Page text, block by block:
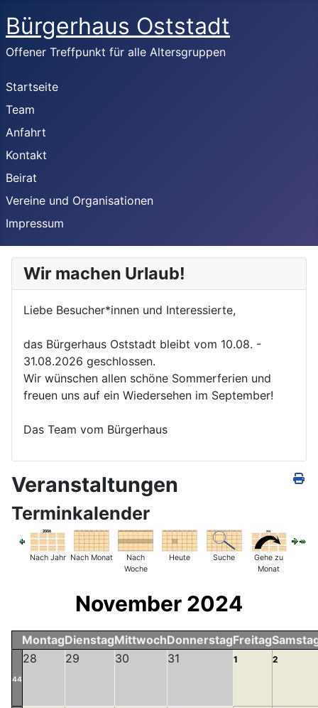
Bürgerhaus Oststadt
Offener Treffpunkt für alle Altersgruppen
Startseite
Team
Anfahrt
Kontakt
Beirat
Vereine und Organisationen
Impressum
Wir machen Urlaub!
Liebe Besucher*innen und Interessierte,
das Bürgerhaus Oststadt bleibt vom 10.08. -
31.08.2026 geschlossen.
Wir wünschen allen schöne Sommerferien und
freuen uns auf ein Wiedersehen im September!
Das Team vom Bürgerhaus
Veranstaltungen
Terminkalender
Nach Jahr Nach Monat
Nach
Woche
Heute Suche
Gehe zu
Monat
November 2024
MontagDienstagMittwochDonnerstagFreitag
44
28 29 30 31 1 2